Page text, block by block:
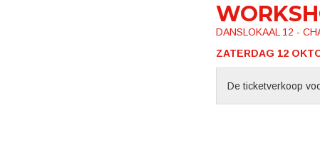
DANSLOKAAL 12 -
ZATERDAG 12
De ticketverkoop